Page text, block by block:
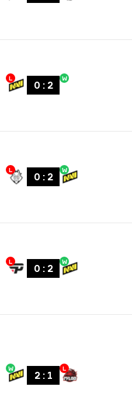
L
0 : 2
W
L
0 : 2
W
L
0 : 2
W
W
2: 1
L